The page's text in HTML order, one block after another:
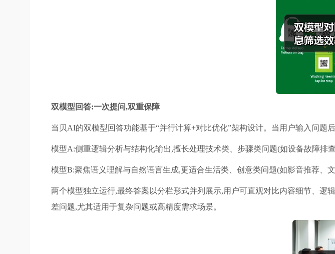
双模型回答:一次提问,双重保障
当贝AI的双模型回答功能基于“并行计算+对比优化”架构设计。当用户输入问题
模型A:侧重逻辑分析与结构化输出,擅长处理技术类、步骤类问题(如设备故障排
模型B:聚焦语义理解与自然语言生成,更适合生活类、创意类问题(如影音推荐、文
两个模型独立运行,最终答案以分栏形式并列展示,用户可直观对比内容细节、
差问题,尤其适用于复杂问题或高精度需求场景。